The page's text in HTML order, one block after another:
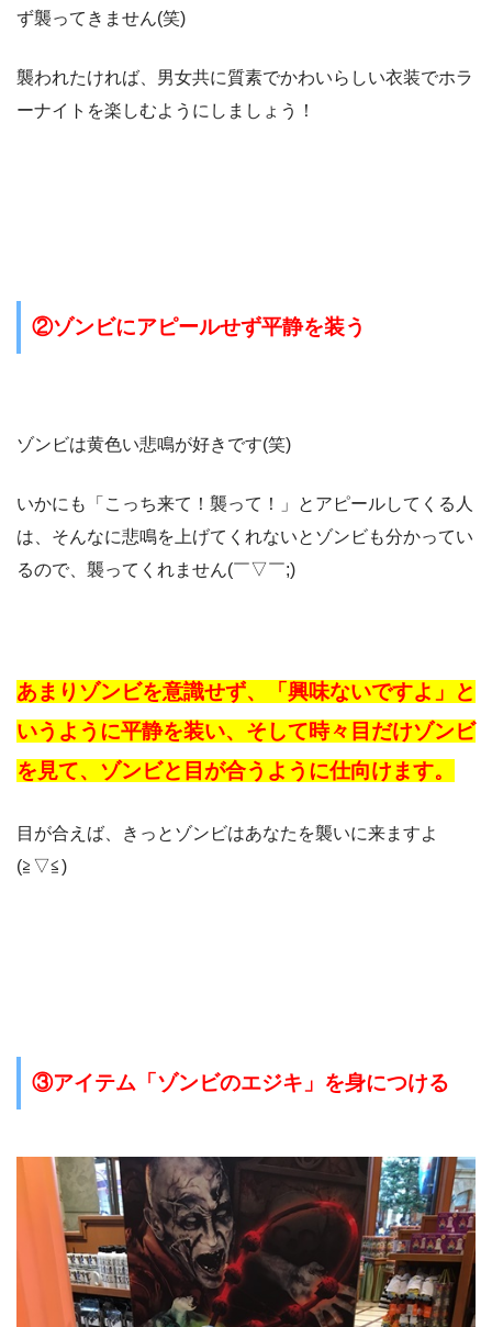
ず襲ってきません(笑)
襲われたければ、男女共に質素でかわいらしい衣装でホラ
ーナイトを楽しむようにしましょう！
②ゾンビにアピールせず平静を装う
ゾンビは黄色い悲鳴が好きです(笑)
いかにも「こっち来て！襲って！」とアピールしてくる人
は、そんなに悲鳴を上げてくれないとゾンビも分かってい
るので、襲ってくれません(￣▽￣;)
あまりゾンビを意識せず、「興味ないですよ」と
いうように平静を装い、そして時々目だけゾンビ
を見て、ゾンビと目が合うように仕向けます。
目が合えば、きっとゾンビはあなたを襲いに来ますよ
(≧▽≦)
③アイテム「ゾンビのエジキ」を身につける